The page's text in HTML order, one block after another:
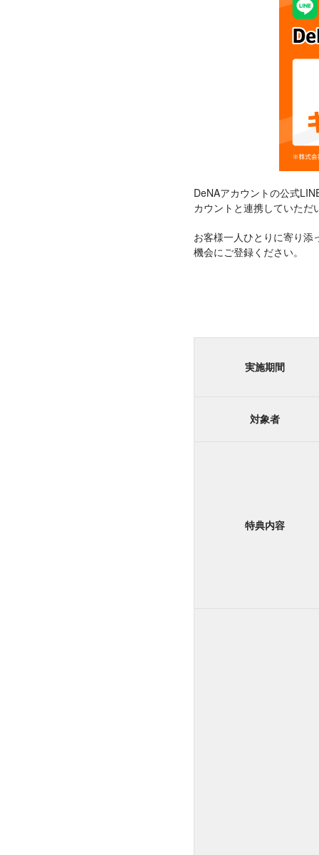
DeNAアカウントの公式
カウントと連携していた
お客様一人ひとりに寄り添
機会にご登録ください。
実施期間
対象者
特典内容